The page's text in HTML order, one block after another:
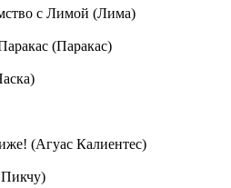
с Лимой (Лима)
(Паракас)
(Агуас Калиентес)